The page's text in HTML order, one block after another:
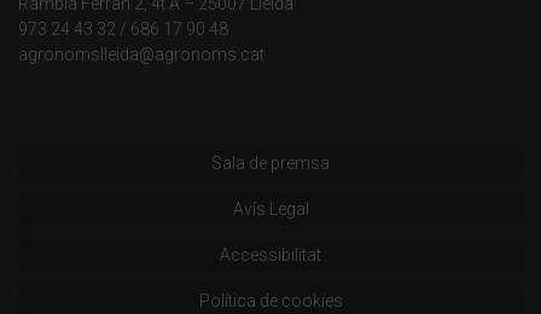
973 24 43 32 / 686 17 90 48
agronomslleida@agronoms.cat
Sala de premsa
Avís Legal
Accessibilitat
Política de cookies